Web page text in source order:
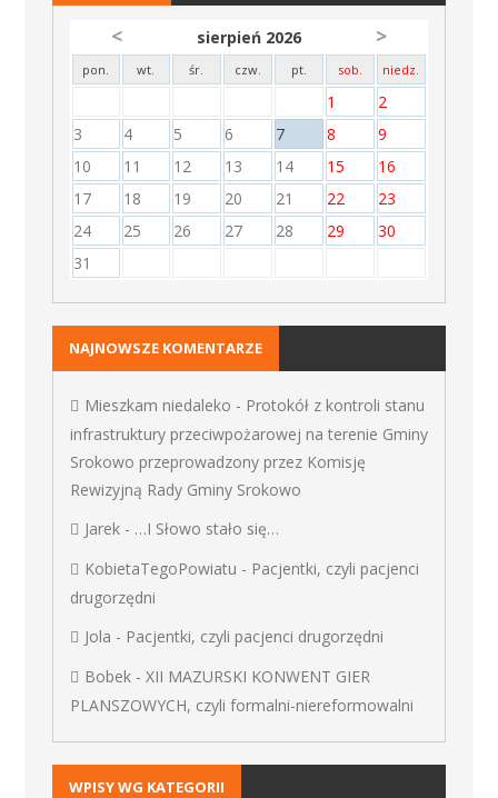
< sierpień 2026 >
pon. wt. śr. czw. pt. sob. niedz.
1
2
3
4 5 6 7 8
9
10
11 12 13 14 15
16
17
18 19 20 21 22
23
24
25 26 27 28 29
30
31
NAJNOWSZE KOMENTARZE
Mieszkam niedaleko - Protokół z kontroli stanu
infrastruktury przeciwpożarowej na terenie Gminy
Srokowo przeprowadzony przez Komisję
Rewizyjną Rady Gminy Srokowo
Jarek- …I Słowo stało się…
KobietaTegoPowiatu - Pacjentki, czyli pacjenci
drugorzędni
Jola - Pacjentki, czyli pacjenci drugorzędni
Bobek- XII MAZURSKI KONWENT GIER
PLANSZOWYCH, czyli formalni-niereformowalni
WPISY WG KATEGORII